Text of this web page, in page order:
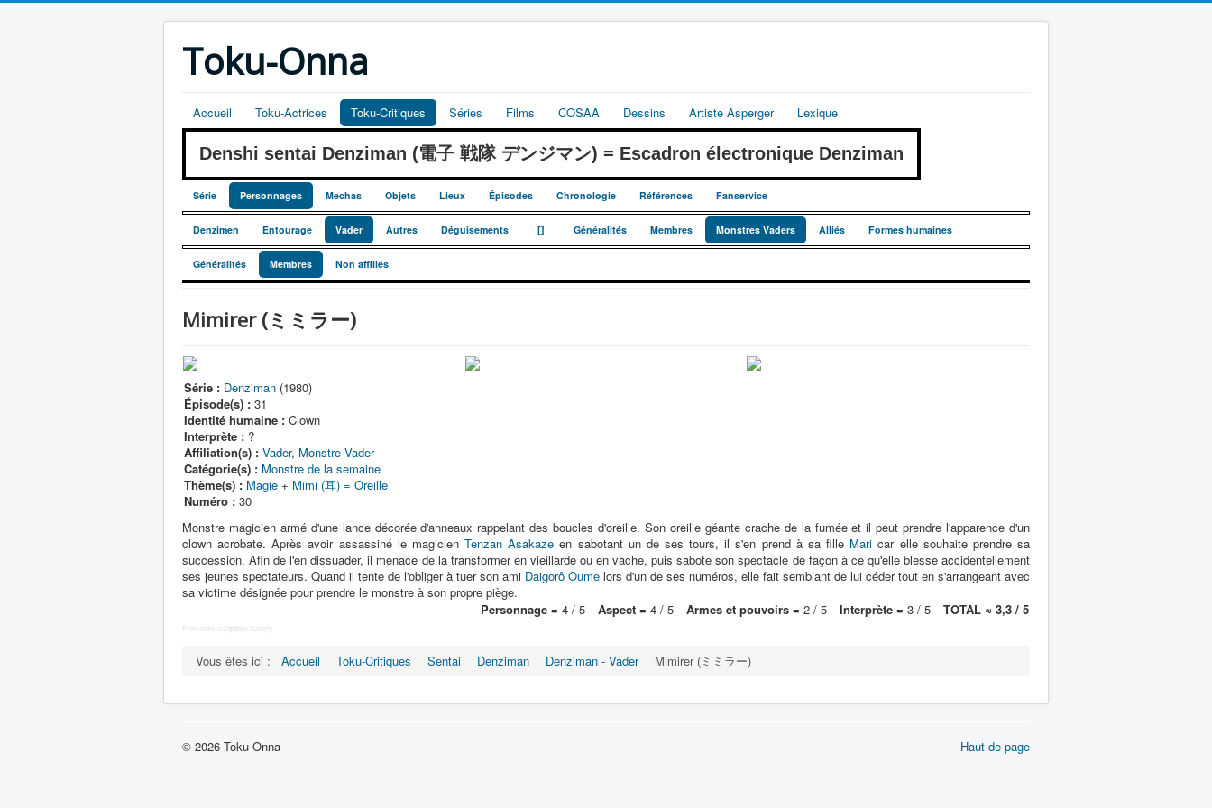
Toku-Onna
Accueil Toku-Actrices Toku-Critiques Séries Films COSAA Dessins Artiste Asperger Lexique
Denshi sentai Denziman (電子 戦隊 デンジマン) = Escadron électronique Denziman
Série Personnages Mechas Objets Lieux Épisodes Chronologie Références Fanservice
Denzimen Entourage Vader Autres Déguisements [] Généralités Membres Monstres Vaders Alliés Formes humaines
Généralités Membres Non affiliés
Mimirer (ミミラー)
Série : Denziman (1980)
Épisode(s) : 31
Identité humaine : Clown
Interprète : ?
Affiliation(s) : Vader, Monstre Vader
Catégorie(s) : Monstre de la semaine
Thème(s) : Magie + Mimi (耳) = Oreille
Numéro : 30
Monstre magicien armé d'une lance décorée d'anneaux rappelant des boucles d'oreille. Son oreille géante crache de la fumée et il peut prendre l'apparence d'un
clown acrobate. Après avoir assassiné le magicienTenzan Asakaze en sabotant un de ses tours, il s'en prend à sa fille Mari car elle souhaite prendre sa
succession. Afin de l'en dissuader, il menace de la transformer en vieillarde ou en vache, puis sabote son spectacle de façon à ce qu'elle blesse accidentellement
ses jeunes spectateurs. Quand il tente de l'obliger à tuer son ami Daigorô Oume lors d'un de ses numéros, elle fait semblant de lui céder tout en s'arrangeant avec
sa victime désignée pour prendre le monstre à son propre piège.
Personnage = 4 / 5 Aspect = 4 / 5 Armes et pouvoirs = 2 / 5 Interprète = 3 / 5 TOTAL ≈ 3,3 / 5
Free Joomla Lightbox Gallery
Vous êtes ici : Accueil Toku-Critiques Sentai Denziman Denziman - Vader Mimirer (ミミラー)
Haut de page
© 2026 Toku-Onna